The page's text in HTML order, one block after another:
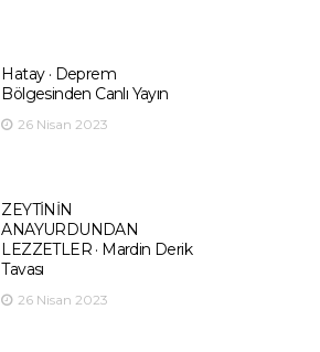
Hatay · Deprem
Bölgesinden Canlı Yayın
26 Nisan 2023
ZEYTİNİN
ANAYURDUNDAN
LEZZETLER · Mardin Derik
Tavası
26 Nisan 2023